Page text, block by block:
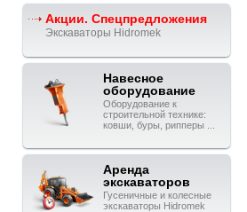
Акции. Спецпредложения
Экскаваторы Hidromek
Навесное
оборудование
Оборудование к
строительной технике:
ковши, буры, рипперы ...
Аренда
экскаваторов
Гусеничные и колесные
экскаваторы Hidromek